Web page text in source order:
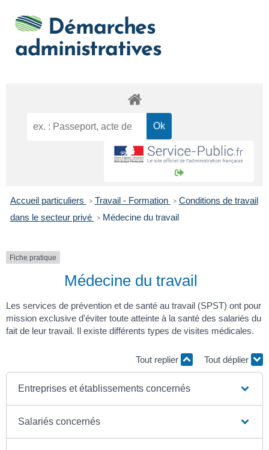
Démarches
administratives
Accueil particuliers > Travail - Formation > Conditions de travail
dans le secteur privé > Médecine du travail
Fiche pratique
Médecine du travail
Les services de prévention et de santé au travail (SPST) ont pour
mission exclusive d'éviter toute atteinte à la santé des salariés du
fait de leur travail. Il existe différents types de visites médicales.
Tout replier Tout déplier
Entreprises et établissements concernés
Salariés concernés